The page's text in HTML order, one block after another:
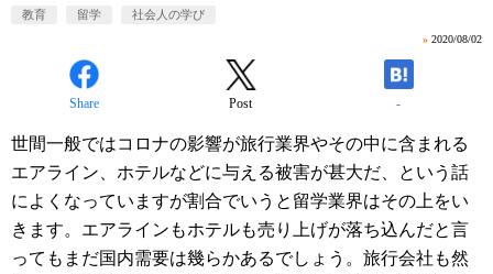
教育 留学 社会人の学び
» 2020/08/02
Share Post -
世間一般ではコロナの影響が旅行業界やその中に含まれる
エアライン、ホテルなどに与える被害が甚大だ、という話
によくなっていますが割合でいうと留学業界はその上をい
きます。エアラインもホテルも売り上げが落ち込んだと言
ってもまだ国内需要は幾らかあるでしょう。旅行会社も然